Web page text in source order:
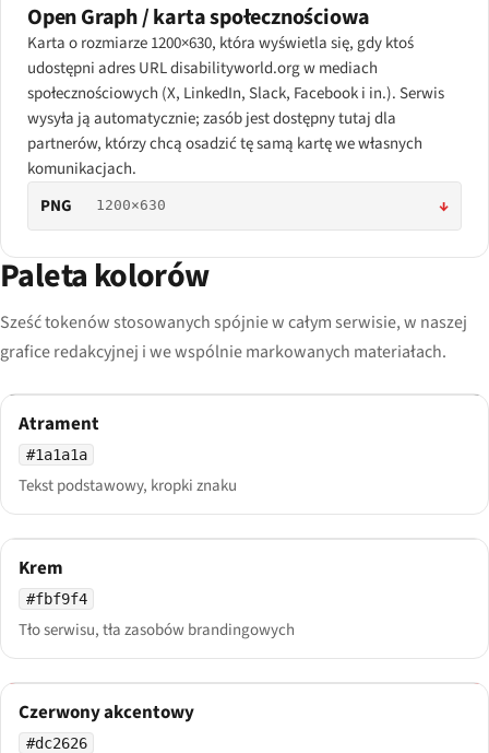
Open Graph / karta społecznościowa
Karta o rozmiarze 1200×630, która wyświetla się, gdy ktoś
udostępni adres URL disabilityworld.org w mediach
społecznościowych (X, LinkedIn, Slack, Facebook i in.). Serwis
wysyła ją automatycznie; zasób jest dostępny tutaj dla
partnerów, którzy chcą osadzić tę samą kartę we własnych
komunikacjach.
PNG
1200×630 ↓
Paleta kolorów
Sześć tokenów stosowanych spójnie w całym serwisie, w naszej
grafice redakcyjnej i we wspólnie markowanych materiałach.
Atrament
#1a1a1a
Tekst podstawowy, kropki znaku
Krem
#fbf9f4
Tło serwisu, tła zasobów brandingowych
Czerwony akcentowy
#dc2626